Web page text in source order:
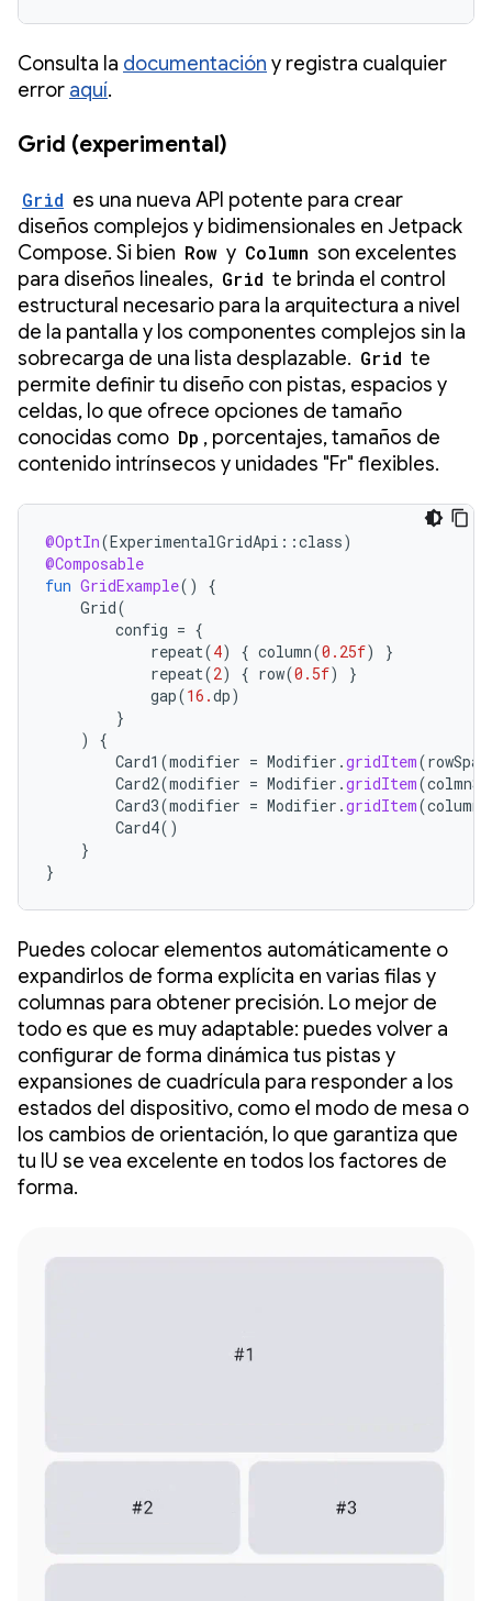
Consulta la documentación y registra cualquier
error aquí.
Grid (experimental)
Grid es una nueva API potente para crear
diseños complejos y bidimensionales en Jetpack
Compose. Si bien Row y Column son excelentes
para diseños lineales, Grid te brinda el control
estructural necesario para la arquitectura a nivel
de la pantalla y los componentes complejos sin la
sobrecarga de una lista desplazable. Grid te
permite definir tu diseño con pistas, espacios y
celdas, lo que ofrece opciones de tamaño
conocidas como Dp , porcentajes, tamaños de
contenido intrínsecos y unidades "Fr" flexibles.
@OptIn(ExperimentalGridApi ::class)
@Composable
fun GridExample()
{
Grid(
config = {
repeat(4) { column(0.25f)
}
repeat(2) { row(0.5f)
}
gap(16.dp)
}
)
{
Card1 (modifier = Modifier .gridItem(rowSpan
Card2(modifier = Modifier .gridItem(
Card3(modifier = Modifier .gridItem(
Card4()
}
}
Puedes colocar elementos automáticamente o
expandirlos de forma explícita en varias filas y
columnas para obtener precisión. Lo mejor de
todo es que es muy adaptable: puedes volver a
configurar de forma dinámica tus pistas y
expansiones de cuadrícula para responder a los
estados del dispositivo, como el modo de mesa o
los cambios de orientación, lo que garantiza que
tu IU se vea excelente en todos los factores de
forma.